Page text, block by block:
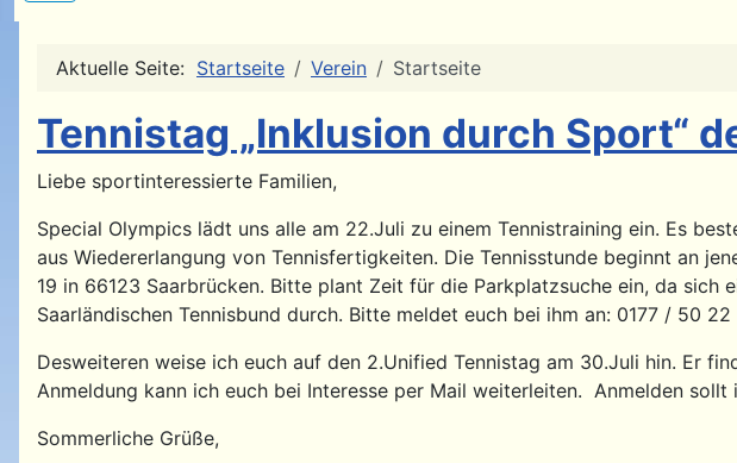
Aktuelle Seite: Startseite Verein Startseite
Tennistag „Inklusion durch Sport“
Liebe sportinteressierte Familien,
Special Olympics lädt uns alle am 22.Juli zu einem Tennistraining ein. Es
aus Wiedererlangung von Tennisfertigkeiten. Die Tennisstunde beginnt an
19 in 66123 Saarbrücken. Bitte plant Zeit für die Parkplatzsuche ein, da
Saarländischen Tennisbund durch. Bitte meldet euch bei ihm an: 0177 / 50 22
Desweiteren weise ich euch auf den 2.Unified Tennistag am 30.Juli hin. Er
Anmeldung kann ich euch bei Interesse per Mail weiterleiten. Anmelden
Sommerliche Grüße,